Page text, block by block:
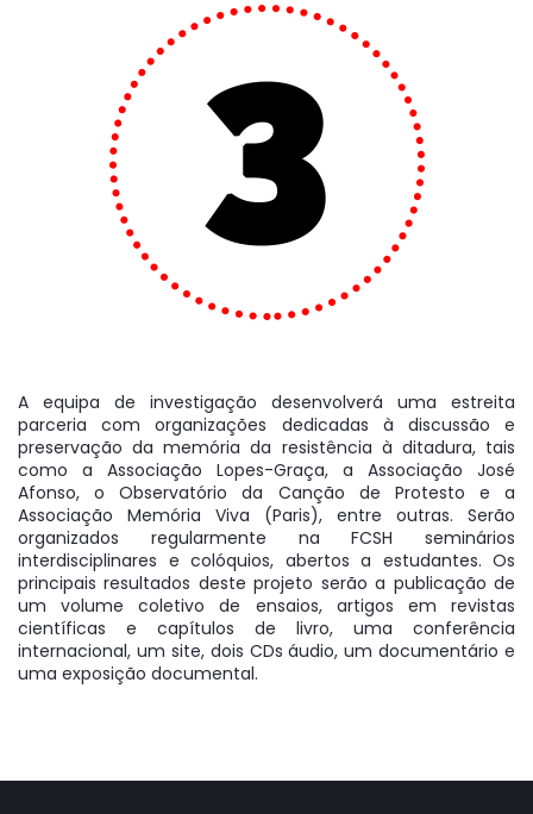
A equipa de investigação desenvolverá uma estreita
parceria com organizações dedicadas à discussão e
preservação da memória da resistência à ditadura, tais
como a Associação Lopes-Graça, a Associação José
Afonso, o Observatório da Canção de Protesto e a
Associação Memória Viva (Paris), entre outras. Serão
organizados regularmente na FCSH seminários
interdisciplinares e colóquios, abertos a estudantes. Os
principais resultados deste projeto serão a publicação de
um volume coletivo de ensaios, artigos em revistas
científicas e capítulos de livro, uma conferência
internacional, um site, dois CDs áudio, um documentário e
uma exposição documental.